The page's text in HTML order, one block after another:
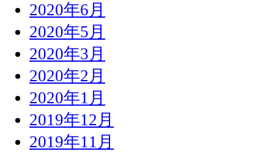
2020年6月
2020年5月
2020年3月
2020年2月
2020年1月
2019年12月
2019年11月